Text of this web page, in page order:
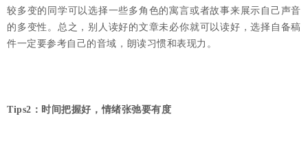
较多变的同学可以选择一些多角色的寓言或者故事来展示自己声音
的多变性。总之，别人读好的文章未必你就可以读好，选择自备稿
件一定要参考自己的音域，朗读习惯和表现力。
Tips2：时间把握好，情绪张弛要有度